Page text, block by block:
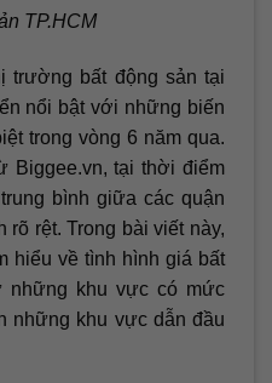
TP.HCM
trường bất động sản tại
nổi bật với những biến
trong vòng 6 năm qua.
Biggee.vn, tại thời điểm
bình giữa các quận
rõ rệt. Trong bài viết này,
hiểu về tình hình giá bất
những khu vực có mức
những khu vực dẫn đầu